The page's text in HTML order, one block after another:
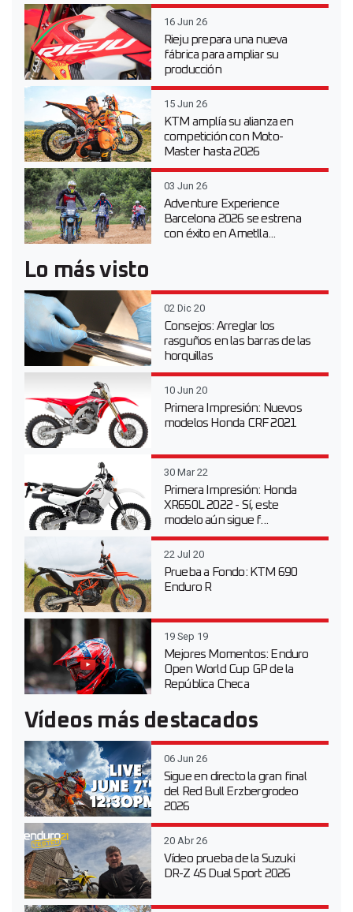
16 Jun 26
Rieju prepara una nueva
fábrica para ampliar su
producción
15 Jun 26
KTM amplía su alianza en
competición con Moto-
Master hasta 2026
03 Jun 26
Adventure Experience
Barcelona 2026 se estrena
con éxito en Ametlla...
Lo más visto
02 Dic 20
Consejos: Arreglar los
rasguños en las barras de las
horquillas
10 Jun 20
Primera Impresión: Nuevos
modelos Honda CRF 2021
30 Mar 22
Primera Impresión: Honda
XR650L 2022 - Sí, este
modelo aún sigue f...
22 Jul 20
Prueba a Fondo: KTM 690
Enduro R
19 Sep 19
Mejores Momentos: Enduro
Open World Cup GP de la
República Checa
Vídeos más destacados
06 Jun 26
Sigue en directo la gran final
del Red Bull Erzbergrodeo
2026
20 Abr 26
Vídeo prueba de la Suzuki
DR-Z 4S Dual Sport 2026